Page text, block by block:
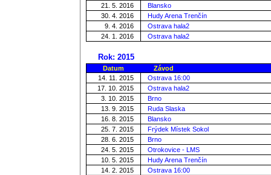
21. 5. 2016
Blansko
30. 4. 2016
Hudy Arena Trenčín
9. 4. 2016
Ostrava hala2
24. 1. 2016
Ostrava hala2
Rok: 2015
Datum
Závod
14. 11. 2015
Ostrava 16:00
17. 10. 2015
Ostrava hala2
3. 10. 2015
Brno
13. 9. 2015
Ruda Slaska
16. 8. 2015
Blansko
25. 7. 2015
Frýdek Místek Sokol
28. 6. 2015
Brno
24. 5. 2015
Otrokovice - LMS
10. 5. 2015
Hudy Arena Trenčín
14. 2. 2015
Ostrava 16:00